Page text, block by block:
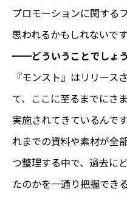
プロモーションに関する
思われるかもしれないで
━━どういうことでしょ
『モンスト』はリリース
て、ここに至るまでにさ
実施されてきているんで
れまでの資料や素材が全
つ整理する中で、過去に
たのかを一通り把握でき